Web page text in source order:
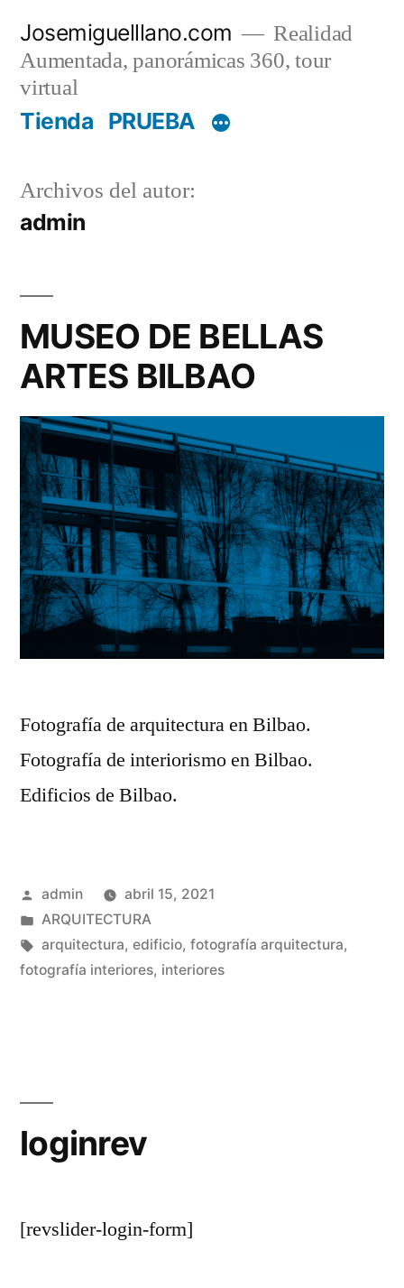
contenido
Josemiguelllano.com
Realidad
Aumentada, panorámicas 360, tour
virtual
Tienda PRUEBA
Archivos del autor:
admin
MUSEO DE BELLAS
ARTES BILBAO
Fotografía de arquitectura en Bilbao.
Fotografía de interiorismo en Bilbao.
Edificios de Bilbao.
Publicado
por
admin
abril 15, 2021
Publicado
en
ARQUITECTURA
Etiquetas:
arquitectura, edificio, fotografía arquitectura,
fotografía interiores, interiores
loginrev
[revslider-login-form]